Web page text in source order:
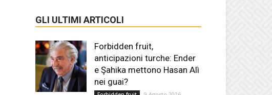
GLI ULTIMI ARTICOLI
Forbidden fruit,
anticipazioni turche: Ender
e Şahika mettono Hasan Alì
nei guai?